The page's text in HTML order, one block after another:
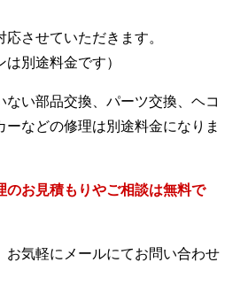
させていただきます。
別途料金です）
ない部品交換、パーツ交換、ヘコ
ーなどの修理は別途料金になりま
のお見積もりやご相談は無料で
お気軽にメールにてお問い合わせ